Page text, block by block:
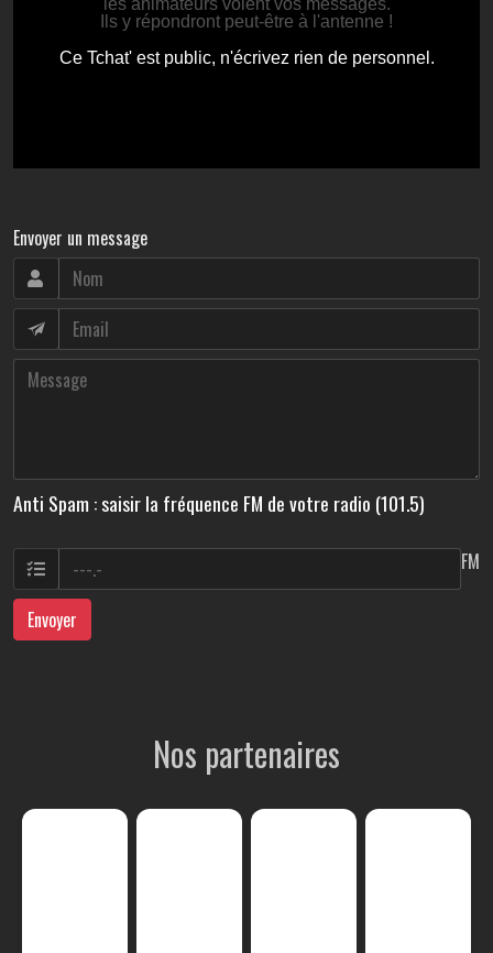
Envoyer un message
Anti Spam : saisir la fréquence FM de votre radio (101.5)
FM
Envoyer
Nos partenaires